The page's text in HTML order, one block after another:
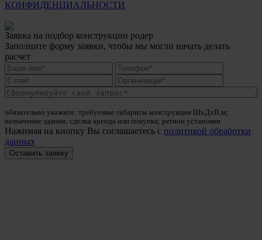
КОНФИДЕНЦИАЛЬНОСТИ
Заявка на подбор конструкции родер
Заполните форму заявки, чтобы мы могли начать делать
расчет
обязательно укажите: требуемые габариты конструкции ШхДхВ,м;
назначение здания; сделка аренда или покупка; регион установки
Нажимая на кнопку Вы соглашаетесь с политикой обработки
данных